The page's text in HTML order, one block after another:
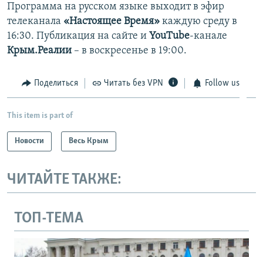
Программа на русском языке выходит в эфир
телеканала «Настоящее Время» каждую среду в
16:30. Публикация на сайте и YouTube-канале
Крым.Реалии – в воскресенье в 19:00.
Поделиться Читать без VPN Follow us
This item is part of
Новости Весь Крым
ЧИТАЙТЕ ТАКЖЕ:
ТОП-ТЕМА